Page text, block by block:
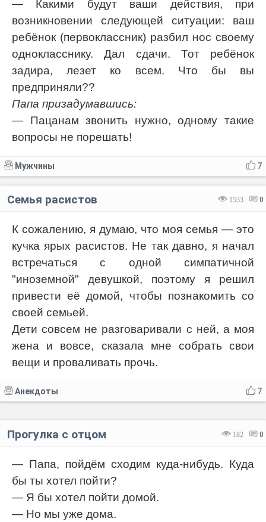
— Какими будут ваши действия, при
возникновении следующей ситуации: ваш
ребёнок (первоклассник) разбил нос своему
однокласснику. Дал сдачи. Тот ребёнок
задира, лезет ко всем. Что бы вы
предприняли??
Папа призадумавшись:
— Пацанам звонить нужно, одному такие
вопросы не порешать!
7
Мужчины
1533 0
Семья расистов
К сожалению, я думаю, что моя семья — это
кучка ярых расистов. Не так давно, я начал
встречаться с одной симпатичной
"иноземной" девушкой, поэтому я решил
привести её домой, чтобы познакомить со
своей семьей.
Дети совсем не разговаривали с ней, а моя
жена и вовсе, сказала мне собрать свои
вещи и проваливать прочь.
7
Анекдоты
182 0
Прогулка с отцом
— Папа, пойдём сходим куда-нибудь. Куда
бы ты хотел пойти?
— Я бы хотел пойти домой.
— Но мы уже дома.